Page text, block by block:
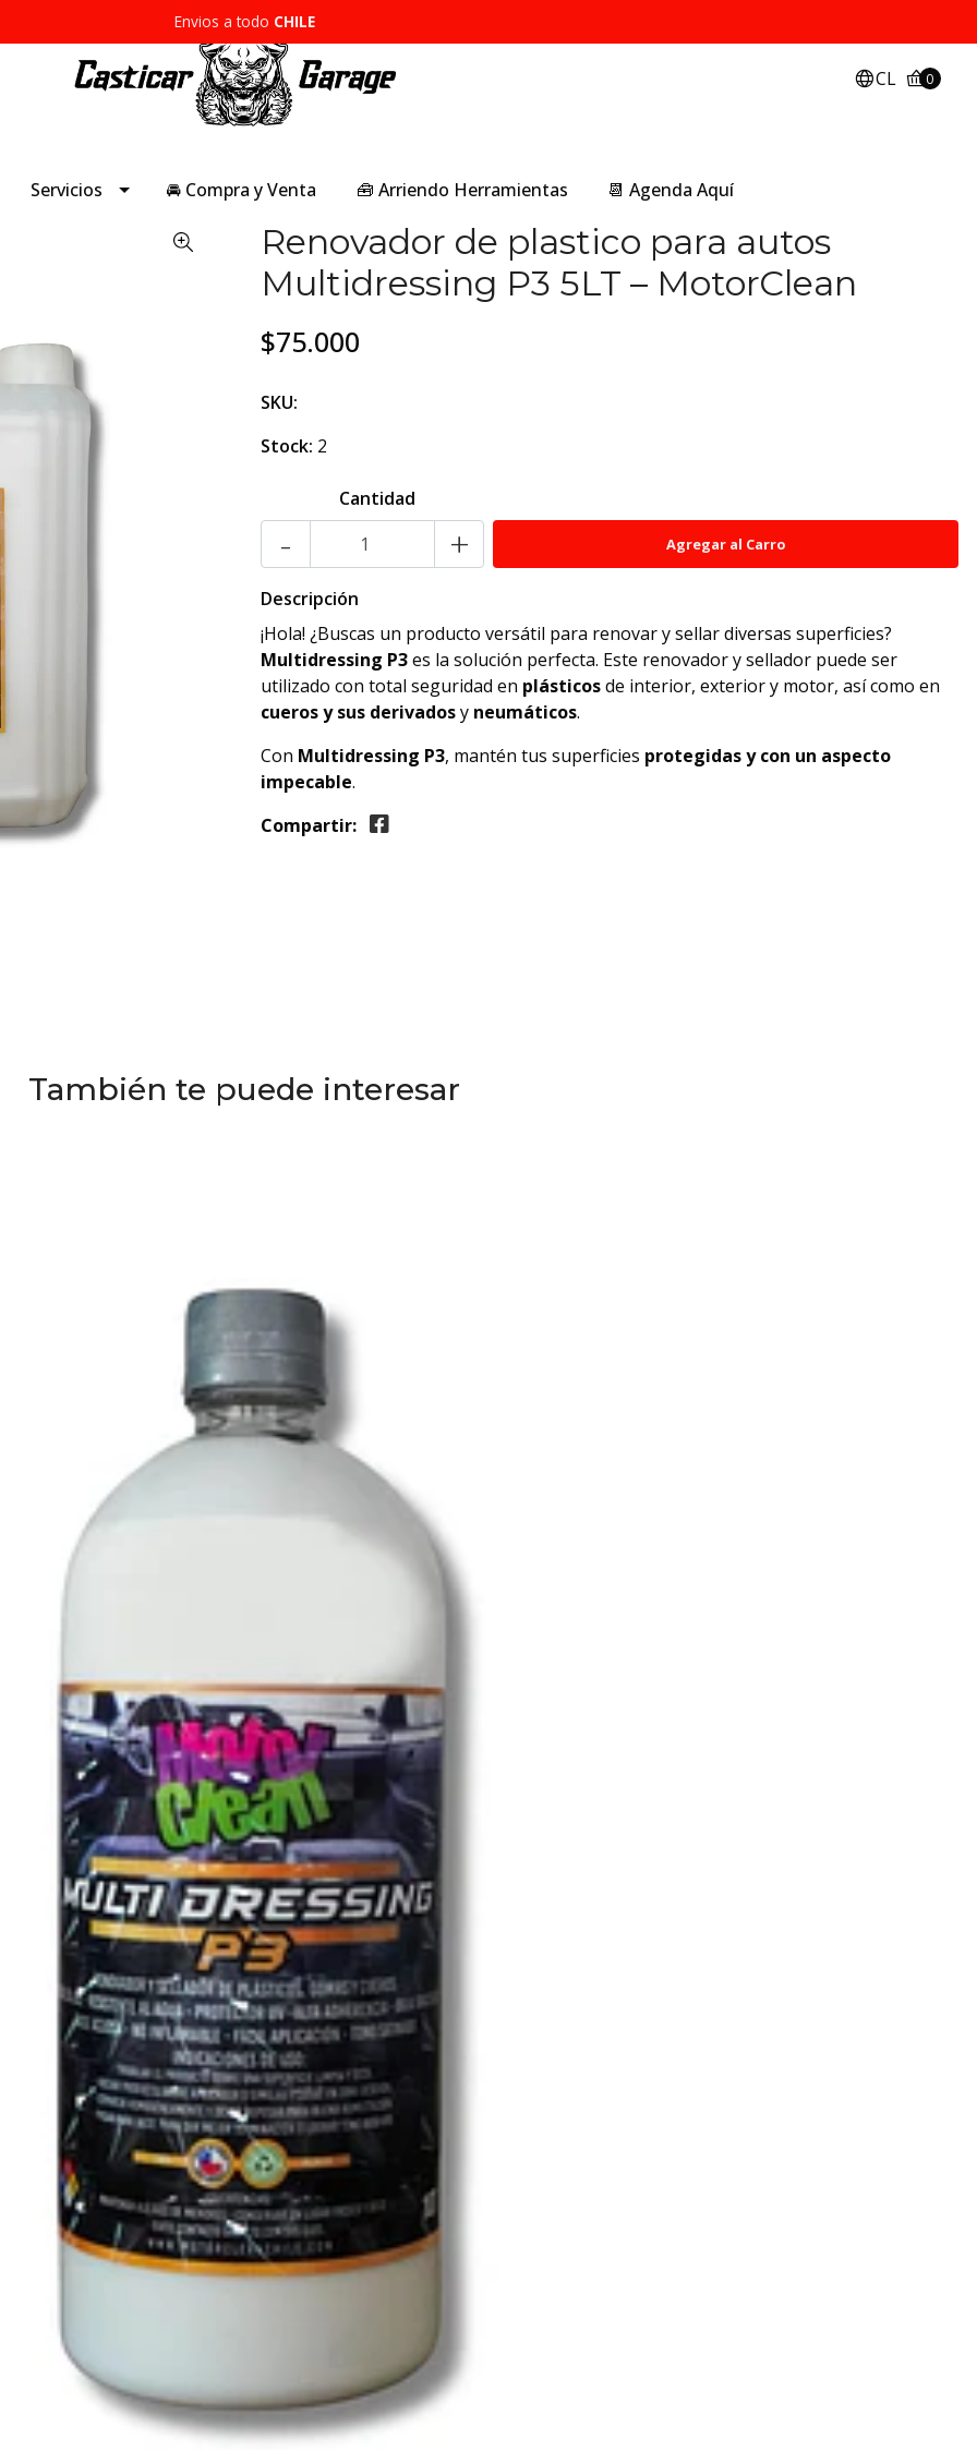
Envios a todo CHILE
CL 0
Servicios 🚘 Compra y Venta 🧰 Arriendo Herramientas 📆 Agenda Aquí
Renovador de plastico para autos
Multidressing P3 5LT – MotorClean
$75.000
SKU:
Stock: 2
Cantidad
- +
Descripción
¡Hola! ¿Buscas un producto versátil para renovar y sellar diversas superficies?
Multidressing P3es la solución perfecta. Este renovador y sellador puede ser
utilizado con total seguridad en plásticosde interior, exterior y motor, así como en
cueros y sus derivadosy neumáticos.
Con Multidressing P3, mantén tus superficies protegidas y con un aspecto
impecable.
Compartir:
También te puede interesar